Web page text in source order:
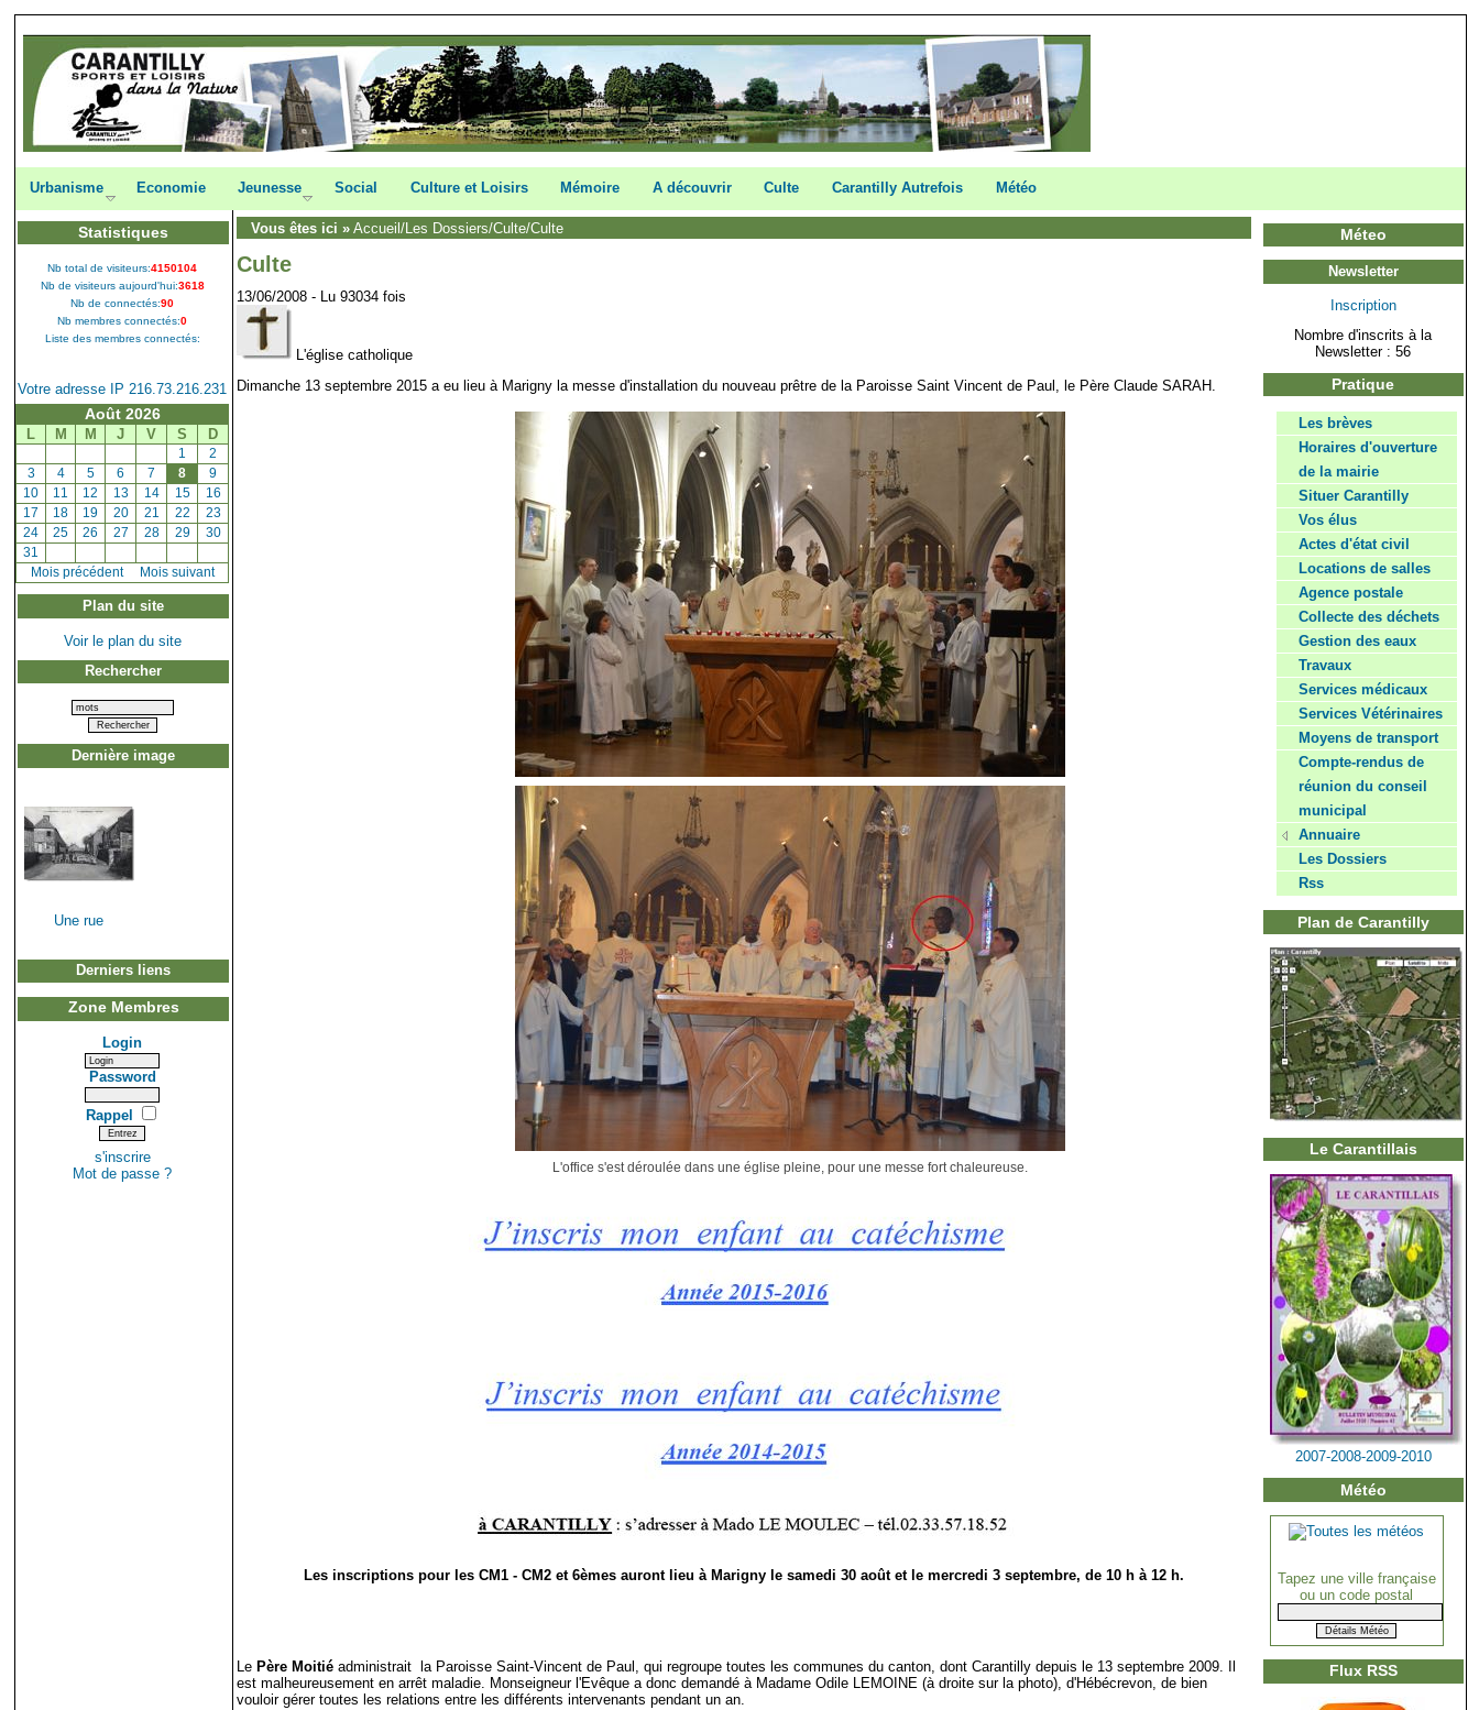
Urbanisme Economie Jeunesse Social Culture et Loisirs Mémoire A découvrir Culte Carantilly Autrefois Météo
Statistiques
Nb total de visiteurs:4150104
Nb de visiteurs aujourd'hui:3618
Nb de connectés:90
Nb membres connectés:0
Liste des membres connectés:
Votre adresse IP 216.73.216.231
Août 2026
L M M J V S D
[1 [2
[3] [4] [5] [6 [7 [8 [9
[10 [11 [12 [13] [14] [15] [16
[17 [18 [19 [20] [21 [22 [23]
[24 [25 [26 [27 [28] [29] [30]
[31
[Mois précédent] Mois suivant
Plan du site
Voir le plan du site
Rechercher
Dernière image
Une rue
Derniers liens
Zone Membres
Login
Password
Rappel
s'inscrire
Mot de passe ?
Méteo
Newsletter
Inscription
Nombre d'inscrits à la
Newsletter : 56
Pratique
Les brèves
Horaires d'ouverture
de la mairie
Situer Carantilly
Vos élus
Actes d'état civil
Locations de salles
Agence postale
Collecte des déchets
Gestion des eaux
Travaux
Services médicaux
Services Vétérinaires
Moyens de transport
Compte-rendus de
réunion du conseil
municipal
Annuaire
Les Dossiers
Rss
Plan de Carantilly
Le Carantillais
2007-2008-2009-2010
Météo
Tapez une ville française
ou un code postal
Flux RSS
Vous êtes ici » Accueil/Les Dossiers/Culte/Culte
Culte
13/06/2008 - Lu 93034 fois
L'église catholique
Dimanche 13 septembre 2015 a eu lieu à Marigny la messe d'installation du nouveau prêtre de la Paroisse Saint Vincent de Paul, le Père Claude SARAH.
L'office s'est déroulée dans une église pleine, pour une messe fort chaleureuse.
Les inscriptions pour les CM1 - CM2 et 6èmes auront lieu à Marigny le samedi 30 août et le mercredi 3 septembre, de 10 h à 12 h.
Le Père Moitié administrait la Paroisse Saint-Vincent de Paul, qui regroupe toutes les communes du canton, dont Carantilly depuis le 13 septembre 2009. Il
est malheureusement en arrêt maladie. Monseigneur l'Evêque a donc demandé à Madame Odile LEMOINE (à droite sur la photo), d'Hébécrevon, de bien
vouloir gérer toutes les relations entre les différents intervenants pendant un an.